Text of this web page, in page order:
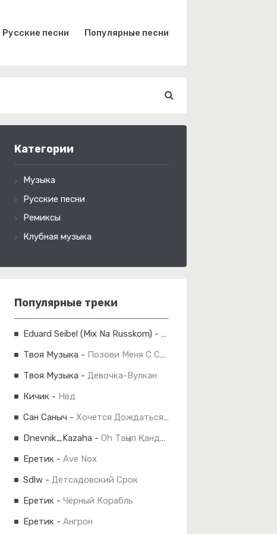
Русские песни Популярные песни
Категории
Музыка
Русские песни
Ремиксы
Клубная музыка
Популярные треки
Eduard Seibel (Mix Na Russkom) - Эхо Прошлых Лет
Твоя Музыка - Позови Меня С Собой
Твоя Музыка - Девочка-Вулкан
Кичик - Нвд
Сан Саныч - Хочется Дождаться Мира
Dnevnik_Kazaha - Oh Таңып Қанды Көзімді Үздейімінде Өзімді
Еретик - Ave Nox
Sdlw - Детсадовский Срок
Еретик - Чёрный Корабль
Еретик - Ангрон